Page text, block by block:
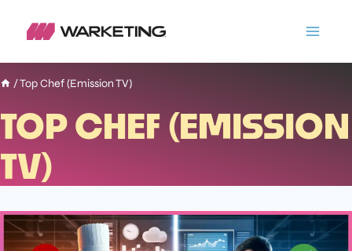
/Top Chef (Emission TV)
TOP CHEF (EMISSION
TV)